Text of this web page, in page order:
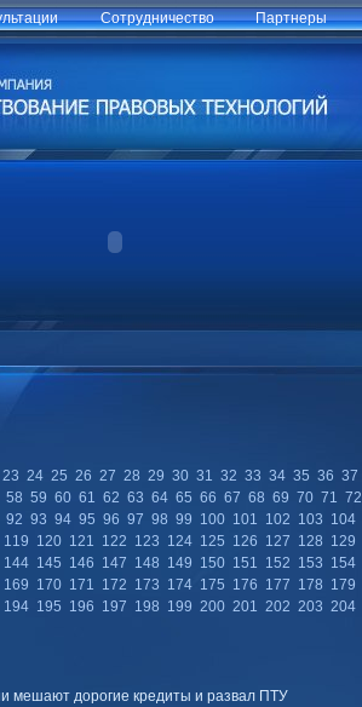
Сотрудничество Партнеры
23 24 25 26 27 28 29 30 31 32 33 34 35 36 37
58 59 60 61 62 63 64 65 66 67 68 69 70 71 72
92 93 94 95 96 97 98 99 100 101 102 103 104
119 120 121 122 123 124 125 126 127 128 129
144 145 146 147 148 149 150 151 152 153 154
169 170 171 172 173 174 175 176 177 178 179
194 195 196 197 198 199 200 201 202 203 204
мешают дорогие кредиты и развал ПТУ